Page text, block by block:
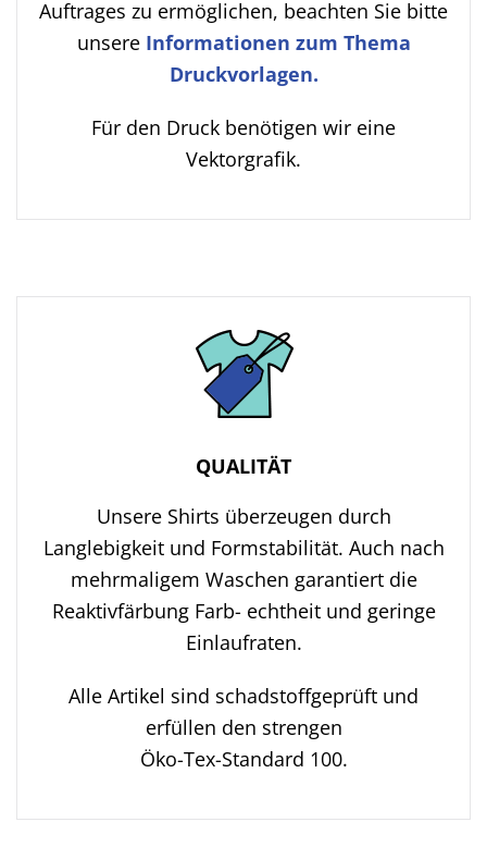
Auftrages zu ermöglichen, beachten Sie bitte
unsere Informationen zum Thema
Druckvorlagen.
Für den Druck benötigen wir eine
Vektorgrafik.
QUALITÄT
Unsere Shirts überzeugen durch
Langlebigkeit und Formstabilität. Auch nach
mehrmaligem Waschen garantiert die
Reaktivfärbung Farb- echtheit und geringe
Einlaufraten.
Alle Artikel sind schadstoffgeprüft und
erfüllen den strengen
Öko-Tex-Standard 100.